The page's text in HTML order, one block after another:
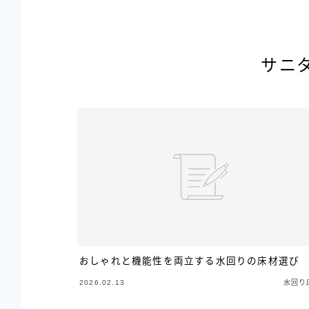
サニ
おしゃれと機能性を両立する水回りの床材選び
2026.02.13 水回り